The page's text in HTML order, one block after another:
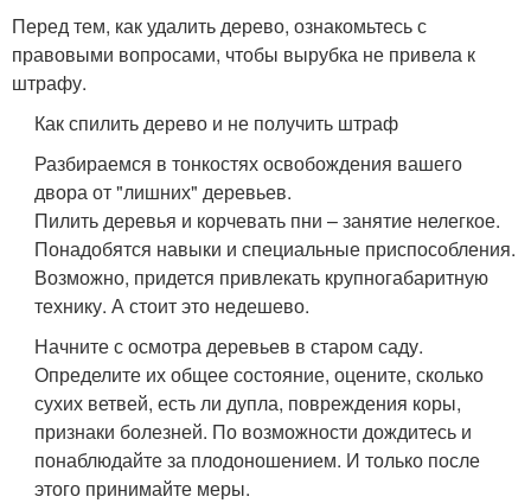
Перед тем, как удалить дерево, ознакомьтесь с
правовыми вопросами, чтобы вырубка не привела к
штрафу.
Как спилить дерево и не получить штраф
Разбираемся в тонкостях освобождения вашего
двора от "лишних" деревьев.
Пилить деревья и корчевать пни – занятие нелегкое.
Понадобятся навыки и специальные приспособления.
Возможно, придется привлекать крупногабаритную
технику. А стоит это недешево.
Начните с осмотра деревьев в старом саду.
Определите их общее состояние, оцените, сколько
сухих ветвей, есть ли дупла, повреждения коры,
признаки болезней. По возможности дождитесь и
понаблюдайте за плодоношением. И только после
этого принимайте меры.